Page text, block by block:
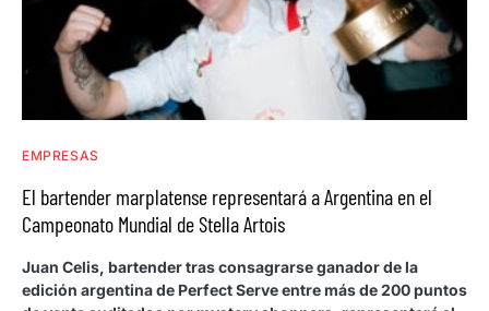
EMPRESAS
El bartender marplatense representará a Argentina en el
Campeonato Mundial de Stella Artois
Juan Celis, bartender tras consagrarse ganador de la
edición argentina de Perfect Serve entre más de 200 puntos